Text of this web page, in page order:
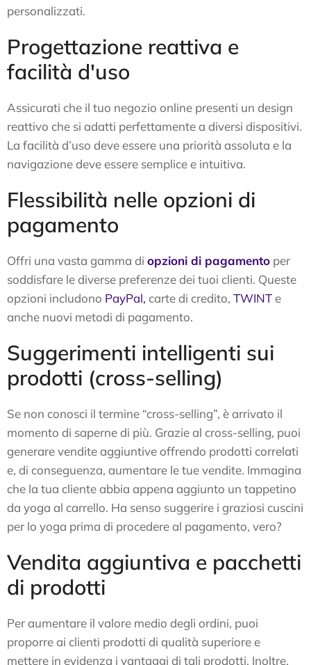
personalizzati.
Progettazione reattiva e
facilità d'uso
Assicurati che il tuo negozio online presenti un design
reattivo che si adatti perfettamente a diversi dispositivi.
La facilità d’uso deve essere una priorità assoluta e la
navigazione deve essere semplice e intuitiva.
Flessibilità nelle opzioni di
pagamento
Offri una vasta gamma di opzioni di pagamento per
soddisfare le diverse preferenze dei tuoi clienti. Queste
opzioni includono PayPal, carte di credito, TWINTe
anche nuovi metodi di pagamento.
Suggerimenti intelligenti sui
prodotti (cross-selling)
Se non conosci il termine “cross-selling”, è arrivato il
momento di saperne di più. Grazie al cross-selling, puoi
generare vendite aggiuntive offrendo prodotti correlati
e, di conseguenza, aumentare le tue vendite. Immagina
che la tua cliente abbia appena aggiunto un tappetino
da yoga al carrello. Ha senso suggerire i graziosi cuscini
per lo yoga prima di procedere al pagamento, vero?
Vendita aggiuntiva e pacchetti
di prodotti
Per aumentare il valore medio degli ordini, puoi
proporre ai clienti prodotti di qualità superiore e
mettere in evidenza i vantaggi di tali prodotti. Inoltre,